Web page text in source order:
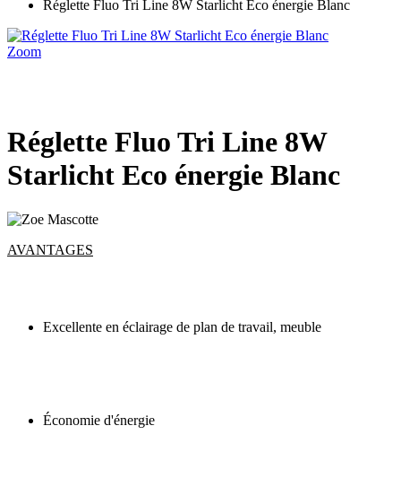
Réglette Fluo Tri Line 8W Starlicht Eco énergie Blanc
Zoom
Réglette Fluo Tri Line 8W
Starlicht Eco énergie Blanc
AVANTAGES
Excellente en éclairage de plan de travail, meuble
Économie d'énergie